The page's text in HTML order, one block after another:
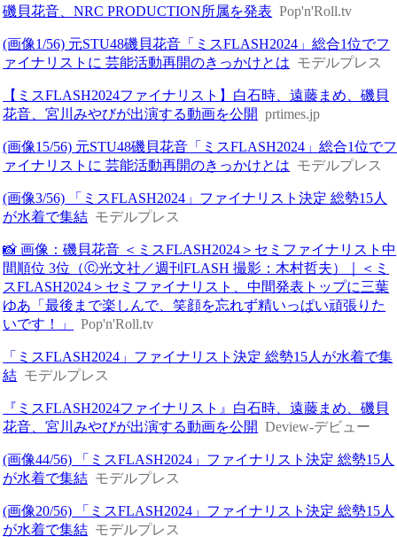
磯貝花音、NRC PRODUCTION所属を発表 Pop'n'Roll.tv
(画像1/56) 元STU48磯貝花音「ミスFLASH2024」総合1位でフ
ァイナリストに 芸能活動再開のきっかけとは モデルプレス
【ミスFLASH2024ファイナリスト】白石時、遠藤まめ、磯貝
花音、宮川みやびが出演する動画を公開 prtimes.jp
(画像15/56) 元STU48磯貝花音「ミスFLASH2024」総合1位でフ
ァイナリストに 芸能活動再開のきっかけとは モデルプレス
(画像3/56) 「ミスFLASH2024」ファイナリスト決定 総勢15人
が水着で集結 モデルプレス
📸 画像：磯貝花音 ＜ミスFLASH2024＞セミファイナリスト中
間順位 3位（Ⓒ光文社／週刊FLASH 撮影：木村哲夫）｜＜ミ
スFLASH2024＞セミファイナリスト、中間発表トップに三葉
ゆあ「最後まで楽しんで、笑顔を忘れず精いっぱい頑張りた
いです！」
Pop'n'Roll.tv
「ミスFLASH2024」ファイナリスト決定 総勢15人が水着で集
結 モデルプレス
『ミスFLASH2024ファイナリスト』白石時、遠藤まめ、磯貝
花音、宮川みやびが出演する動画を公開 Deview-デビュー
(画像44/56) 「ミスFLASH2024」ファイナリスト決定 総勢15人
が水着で集結 モデルプレス
(画像20/56) 「ミスFLASH2024」ファイナリスト決定 総勢15人
が水着で集結 モデルプレス